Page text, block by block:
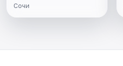
Сочи